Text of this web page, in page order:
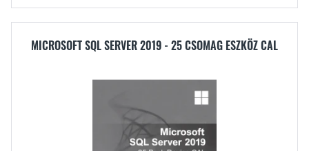
MICROSOFT SQL SERVER 2019 - 25 CSOMAG ESZKÖZ CAL